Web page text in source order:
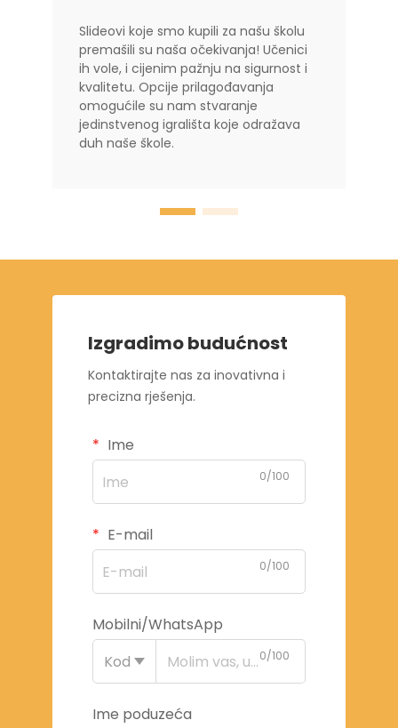
Slideovi koje smo kupili za našu školu
premašili su naša očekivanja! Učenici
ih vole, i cijenim pažnju na sigurnost i
kvalitetu. Opcije prilagođavanja
omogućile su nam stvaranje
jedinstvenog igrališta koje odražava
duh naše škole.
Izgradimo budućnost
Kontaktirajte nas za inovativna i
precizna rješenja.
Ime
0/100
E-mail
0/100
Mobilni/WhatsApp
Kod
0/100
Ime poduzeća